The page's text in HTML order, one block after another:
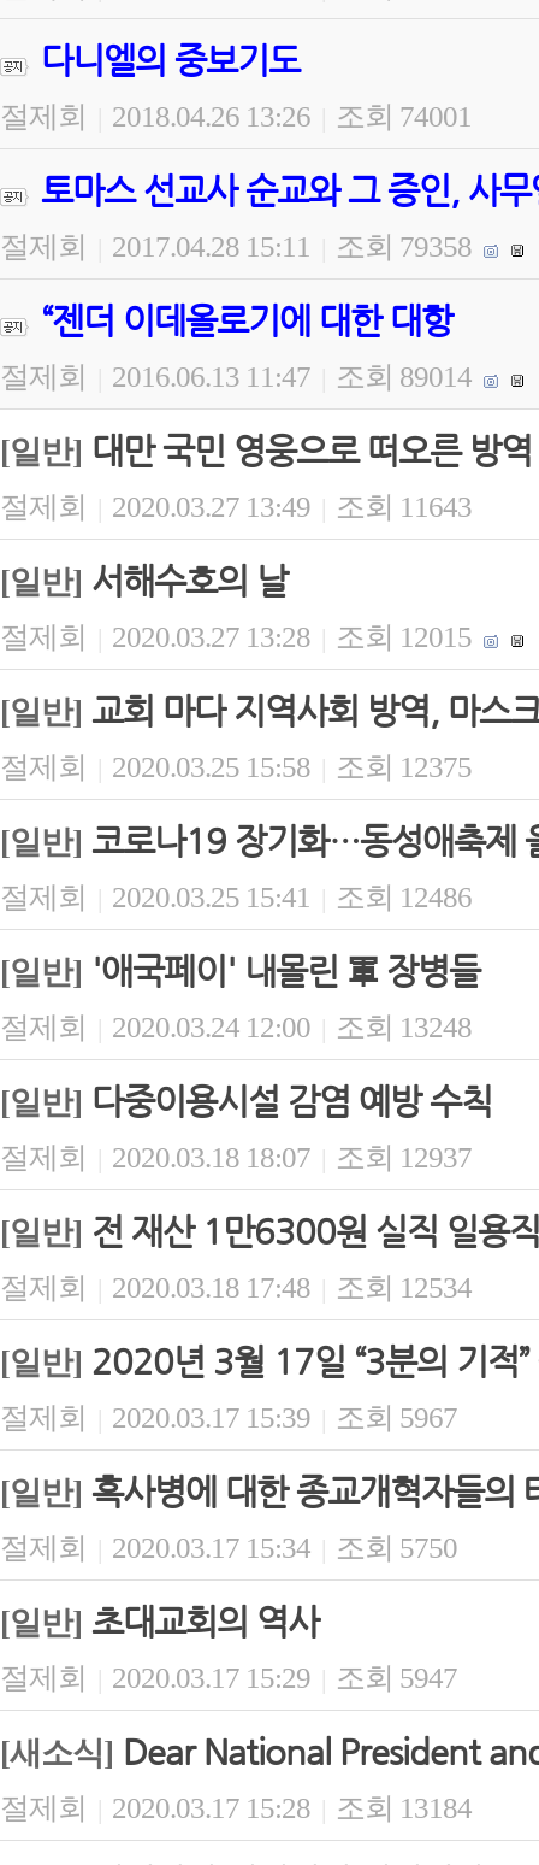
다니엘의 중보기도
절제회 2018.04.26 13:26 조회 74001
토마스 선교사 순교와 그 증인, 사
절제회 2017.04.28 15:11 조회 79358
“젠더 이데올로기에 대한 대항
절제회 2016.06.13 11:47 조회 89014
[일반] 대만 국민 영웅으로 떠오른 방
절제회 | 2020.03.27 13:49 | 조회 11643
[일반] 서해수호의 날
절제회 | 2020.03.27 13:28 | 조회 12015
[일반] 교회 마다 지역사회 방역, 마스
절제회 | 2020.03.25 15:58 | 조회 12375
[일반] 코로나19 장기화…동성애축제
절제회 | 2020.03.25 15:41 | 조회 12486
[일반] '애국페이' 내몰린 軍 장병들
절제회 | 2020.03.24 12:00 | 조회 13248
[일반] 다중이용시설 감염 예방 수칙
절제회 | 2020.03.18 18:07 | 조회 12937
[일반] 전 재산 1만6300원 실직 일용직
절제회 | 2020.03.18 17:48 | 조회 12534
[일반] 2020년 3월 17일 “3분의 기적”
절제회 | 2020.03.17 15:39 | 조회 5967
[일반] 흑사병에 대한 종교개혁자들의
절제회 | 2020.03.17 15:34 | 조회 5750
[일반] 초대교회의 역사
절제회 | 2020.03.17 15:29 | 조회 5947
[새소식] Dear National President
절제회 | 2020.03.17 15:28 | 조회 13184